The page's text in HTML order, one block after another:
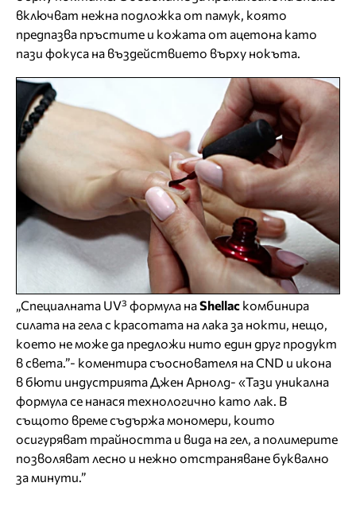
включват нежна подложка от памук, която
предпазва пръстите и кожата от ацетона като
пази фокуса на въздействието върху нокъта.
„Специалната UV³ формула наShellac комбинира
силата на гела с красотата на лака за нокти, нещо,
което не може да предложи нито един друг продукт
в света.”- коментира съоснователя на CND и икона
в бюти индустрията Джен Арнолд- «Тази уникална
формула се нанася технологично като лак. В
същото време съдържа мономери, които
осигуряват трайността и вида на гел, а полимерите
позволяват лесно и нежно отстраняване буквално
за минути.”